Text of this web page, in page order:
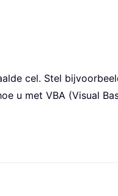
cel. Stel
u met VBA (Visual